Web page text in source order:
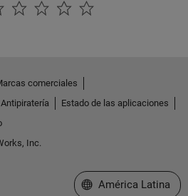
comerciales
Antipiratería
Estado de las aplicaciones
Inc.
Seleccione un país/
América Latina